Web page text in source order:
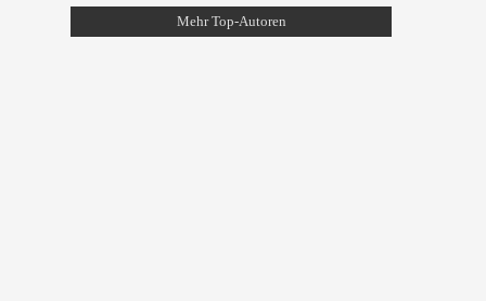
Mehr Top-Autoren